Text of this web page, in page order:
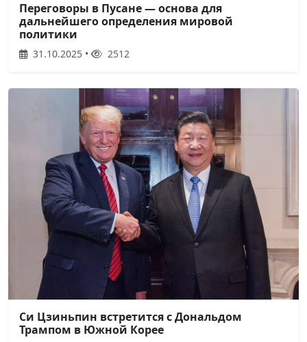
Переговоры в Пусане — основа для
дальнейшего определения мировой
политики
31.10.2025 • 2512
Си Цзиньпин встретится с Дональдом
Трампом в Южной Корее